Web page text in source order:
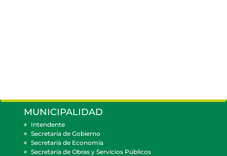
MUNICIPALIDAD
Intendente
Secretaría de Gobierno
Secretaría de Economía
Secretaría de Obras y Servicios Públicos